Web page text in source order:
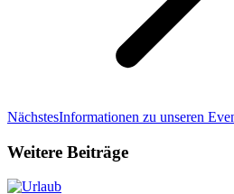
NächstesNächster
Informationen zu unseren
Weitere Beiträge